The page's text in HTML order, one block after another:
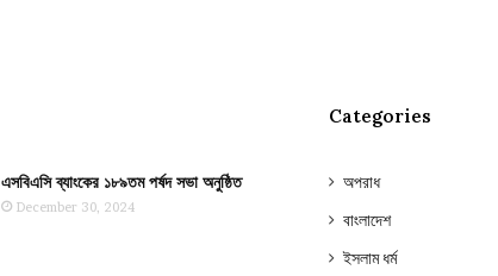
এসবিএসি ব্যাংকের ১৮৯তম পর্ষদ সভা অনুষ্ঠিত
December 30, 2024
Categories
অপরাধ
বাংলাদেশ
ইসলাম ধর্ম